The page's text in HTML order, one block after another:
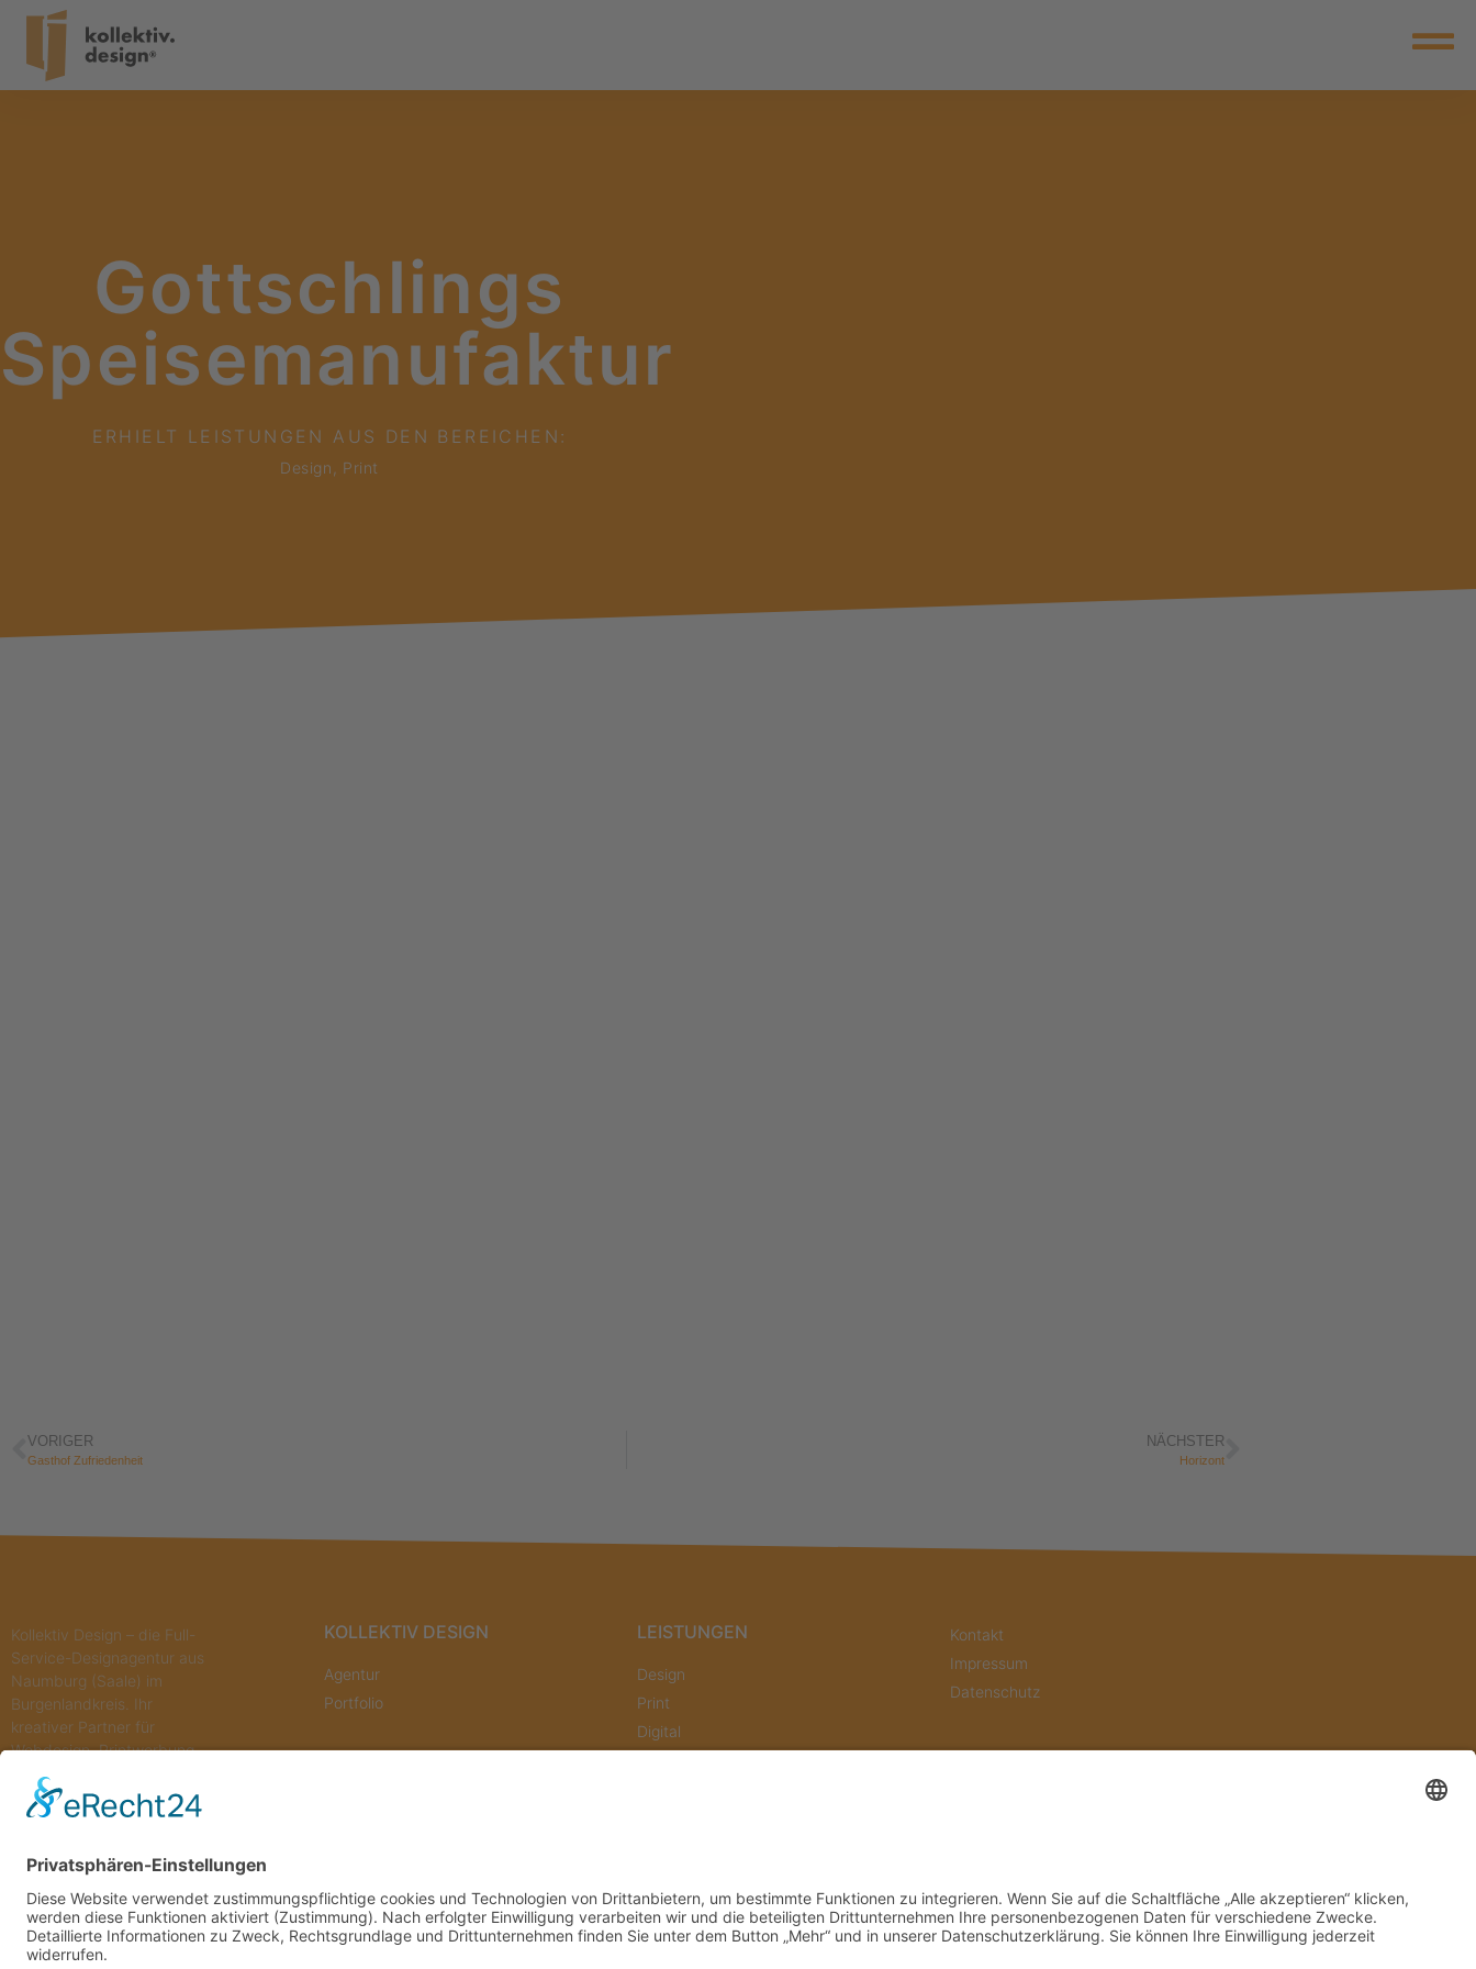
Gottschlings
Speisemanufaktur
ERHIELT LEISTUNGEN AUS DEN BEREICHEN:
Design Print
VORIGER
Gasthof Zufriedenheit
NÄCHSTER
Horizont
Kollektiv Design – die Full-
Service-Designagentur aus
Naumburg (Saale) im
Burgenlandkreis. Ihr
kreativer Partner für
Webdesign, Printwerbung,
Onlinemarketing, Foto- und
Videokonzepte.
KOLLEKTIV DESIGN
Agentur
Portfolio
LEISTUNGEN
Design
Print
Digital
Kontakt
Impressum
Datenschutz